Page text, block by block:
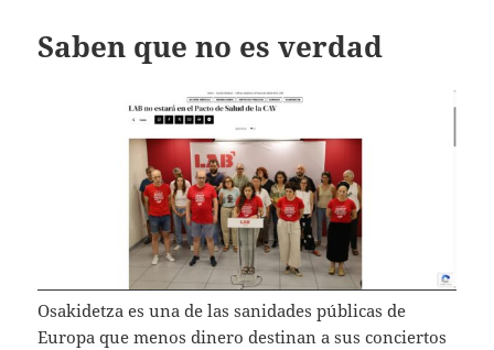
Saben que no es verdad
Osakidetza es una de las sanidades públicas de
Europa que menos dinero destinan a sus conciertos